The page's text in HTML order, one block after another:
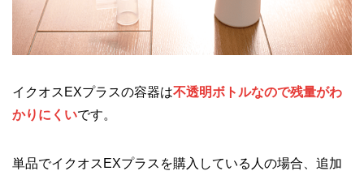
イクオスEXプラスの容器は不透明ボトルなので残量がわ
かりにくいです。
単品でイクオスEXプラスを購入している人の場合、追加